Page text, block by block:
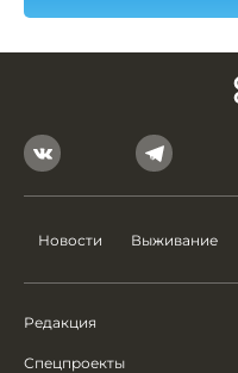
Новости Выживание
Редакция
Спецпроекты